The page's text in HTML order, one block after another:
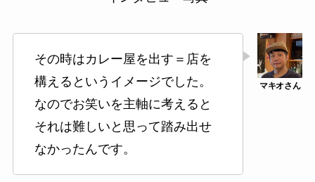
その時はカレー屋を出す＝店を
構えるというイメージでした。
なのでお笑いを主軸に考えると
それは難しいと思って踏み出せ
なかったんです。